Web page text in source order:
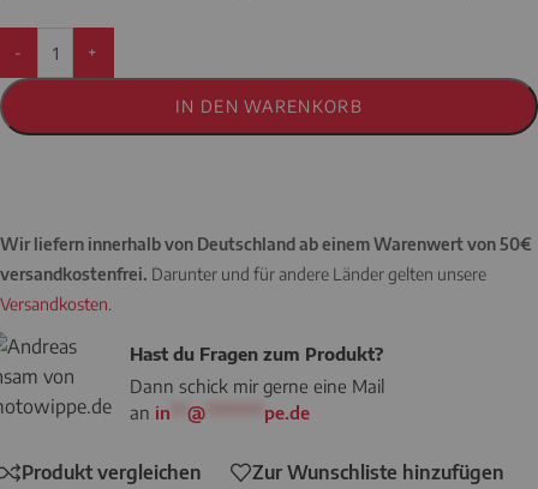
- +
IN DEN WARENKORB
Wir liefern innerhalb von Deutschland ab einem Warenwert von 50€
versandkostenfrei. Darunter und für andere Länder gelten unsere
Versandkosten.
Hast du Fragen zum Produkt?
Dann schick mir gerne eine Mail
an in @******* pe.de
Produkt vergleichen Zur Wunschliste hinzufügen